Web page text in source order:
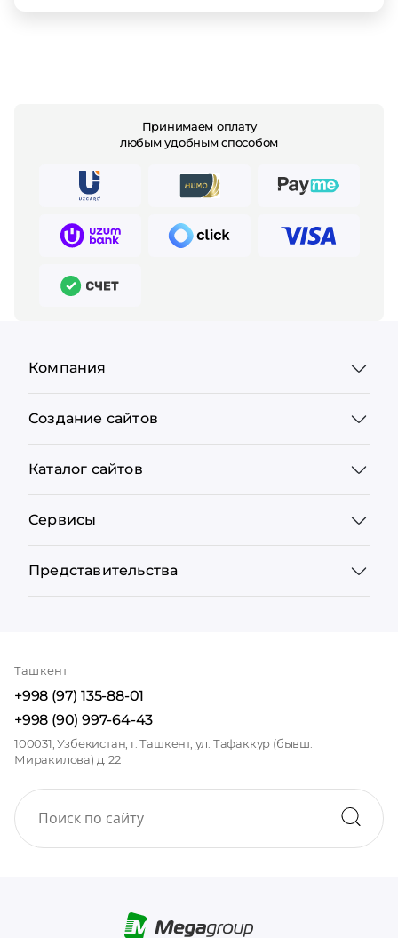
Принимаем оплату
любым удобным способом
Компания
Создание сайтов
Каталог сайтов
Сервисы
Представительства
Ташкент
+998 (97) 135-88-01
+998 (90) 997-64-43
100031, Узбекистан, г. Ташкент, ул. Тафаккур (бывш.
Миракилова) д. 22